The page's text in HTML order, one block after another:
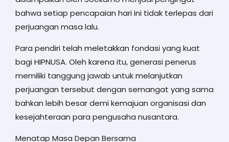
bahwa setiap pencapaian hari ini tidak terlepas dari
perjuangan masa lalu.
Para pendiri telah meletakkan fondasi yang kuat
bagi HIPNUSA. Oleh karena itu, generasi penerus
memiliki tanggung jawab untuk melanjutkan
perjuangan tersebut dengan semangat yang sama
bahkan lebih besar demi kemajuan organisasi dan
kesejahteraan para pengusaha nusantara.
Menatap Masa Depan Bersama